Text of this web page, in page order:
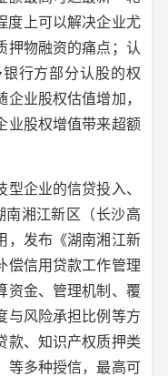
度上可以解决企业尤
押物融资的痛点；认
行方部分认股的权
业股权估值增加，
业股权增值带来超额
企业的信贷投入、
南湘江新区（长沙高
，发布《湖南湘江新
偿信用贷款工作管理
资金、管理机制、覆
与风险承担比例等方
款、知识产权质押类
等多种授信，最高可